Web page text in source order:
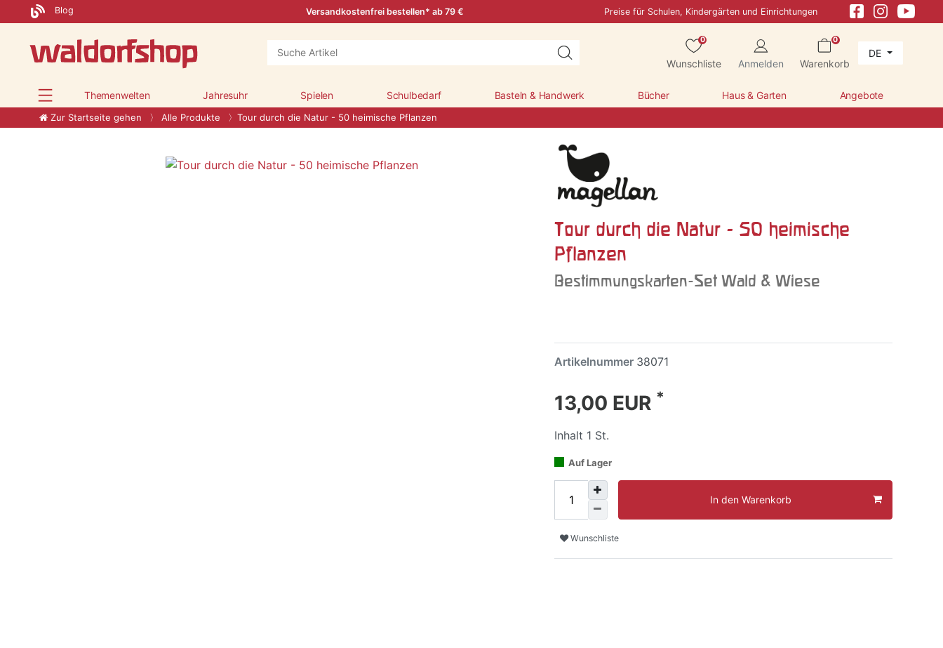
Blog Versandkostenfrei bestellen* ab 79 € Preise für Schulen, Kindergärten und Einrichtungen
0
Wunschliste Anmelden
0
Warenkorb
DE
Themenwelten Jahresuhr Spielen Schulbedarf Basteln & Handwerk Bücher Haus & Garten Angebote
Zur Startseite gehen Alle Produkte Tour durch die Natur - 50 heimische Pflanzen
Tour durch die Natur - 50 heimische
Pflanzen
Bestimmungskarten-Set Wald & Wiese
Artikelnummer 38071
13,00 EUR *
Inhalt 1 St.
Auf Lager
In den Warenkorb
Wunschliste